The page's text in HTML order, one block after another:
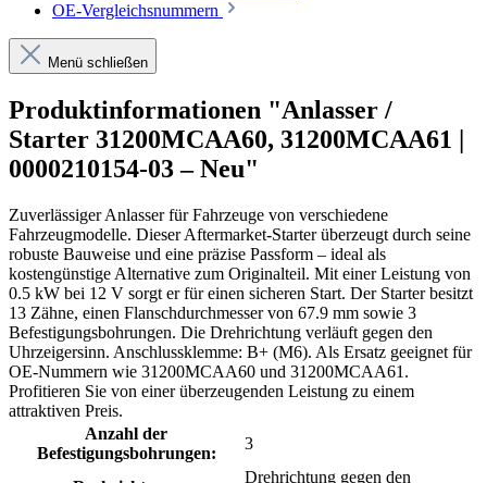
OE-Vergleichsnummern
Menü schließen
Produktinformationen "Anlasser /
Starter 31200MCAA60, 31200MCAA61 |
0000210154-03 – Neu"
Zuverlässiger Anlasser für Fahrzeuge von verschiedene
Fahrzeugmodelle. Dieser Aftermarket-Starter überzeugt durch seine
robuste Bauweise und eine präzise Passform – ideal als
kostengünstige Alternative zum Originalteil. Mit einer Leistung von
0.5 kW bei 12 V sorgt er für einen sicheren Start. Der Starter besitzt
13 Zähne, einen Flanschdurchmesser von 67.9 mm sowie 3
Befestigungsbohrungen. Die Drehrichtung verläuft gegen den
Uhrzeigersinn. Anschlussklemme: B+ (M6). Als Ersatz geeignet für
OE-Nummern wie 31200MCAA60 und 31200MCAA61.
Profitieren Sie von einer überzeugenden Leistung zu einem
attraktiven Preis.
Anzahl der
Befestigungsbohrungen:
3
Drehrichtung gegen den